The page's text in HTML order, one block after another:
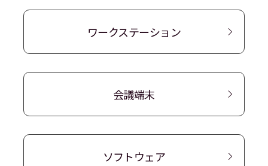
ワークステーション
会議端末
ソフトウェア